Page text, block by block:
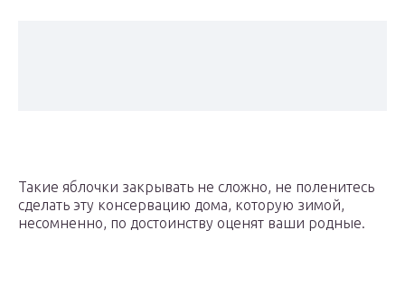
Такие яблочки закрывать не сложно, не поленитесь
сделать эту консервацию дома, которую зимой,
несомненно, по достоинству оценят ваши родные.